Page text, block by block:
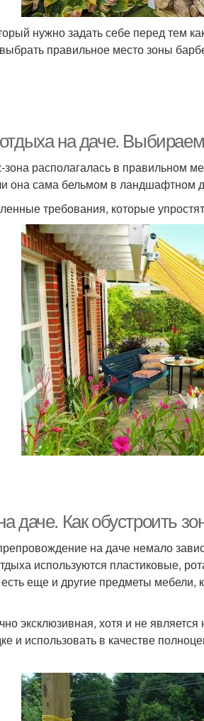
нужно задать себе перед тем
правильное место зоны
на даче.
располагалась в правильном
она сама бельмом в ландшафтном
требования, которые
даче. Как обустроить
на даче немало
используются пластиковые,
еще и другие предметы
эксклюзивная, хотя и не
и использовать в качестве